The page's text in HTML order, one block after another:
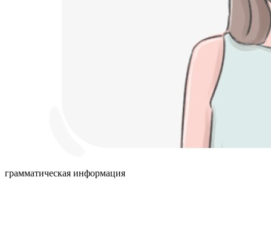
грамматическая информация